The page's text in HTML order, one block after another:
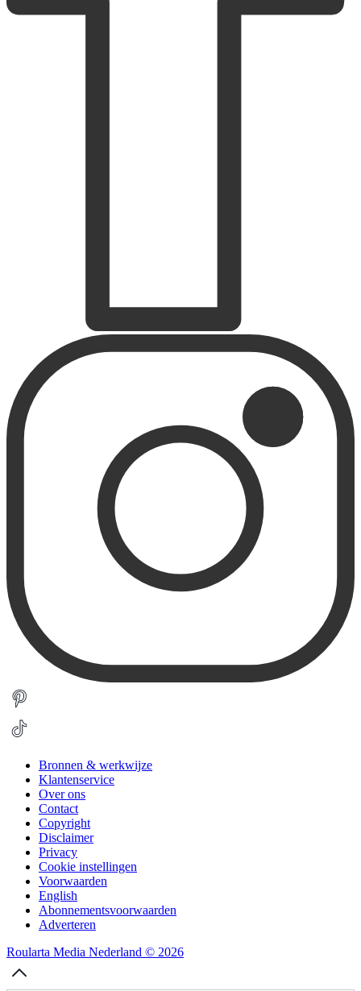
Bronnen & werkwijze
Klantenservice
Over ons
Contact
Copyright
Disclaimer
Privacy
Cookie instellingen
Voorwaarden
English
Abonnementsvoorwaarden
Adverteren
Roularta Media Nederland © 2026